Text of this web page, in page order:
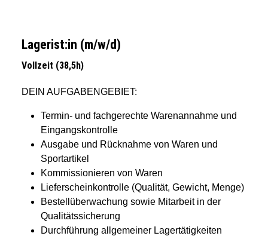
Lagerist:in (m/w/d)
Vollzeit (38,5h)
DEIN AUFGABENGEBIET:
Termin- und fachgerechte Warenannahme und
Eingangskontrolle
Ausgabe und Rücknahme von Waren und
Sportartikel
Kommissionieren von Waren
Lieferscheinkontrolle (Qualität, Gewicht, Menge)
Bestellüberwachung sowie Mitarbeit in der
Qualitätssicherung
Durchführung allgemeiner Lagertätigkeiten